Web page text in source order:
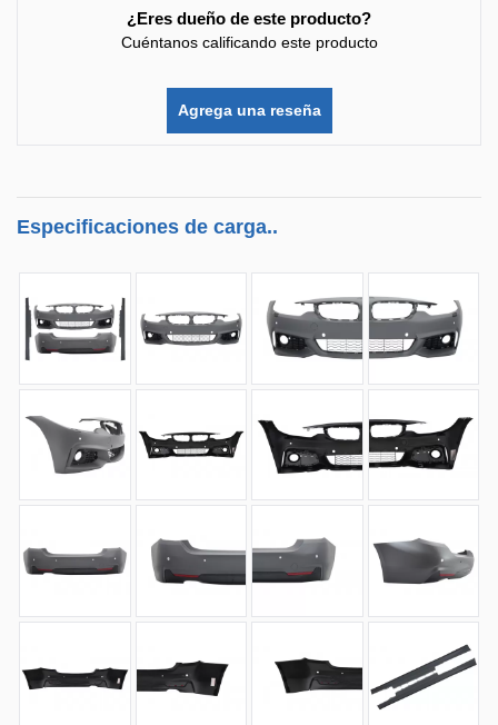
¿Eres dueño de este producto?
Cuéntanos calificando este producto
Agrega una reseña
Especificaciones de carga..